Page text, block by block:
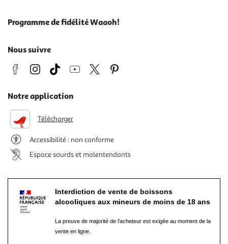
Programme de fidélité Waaoh!
Nous suivre
Notre application
Télécharger
Accessibilité : non conforme
Espace sourds et malentendants
Interdiction de vente de boissons
alcooliques aux mineurs de moins de 18 ans
La preuve de majorité de l'acheteur est exigée au moment de la
vente en ligne.